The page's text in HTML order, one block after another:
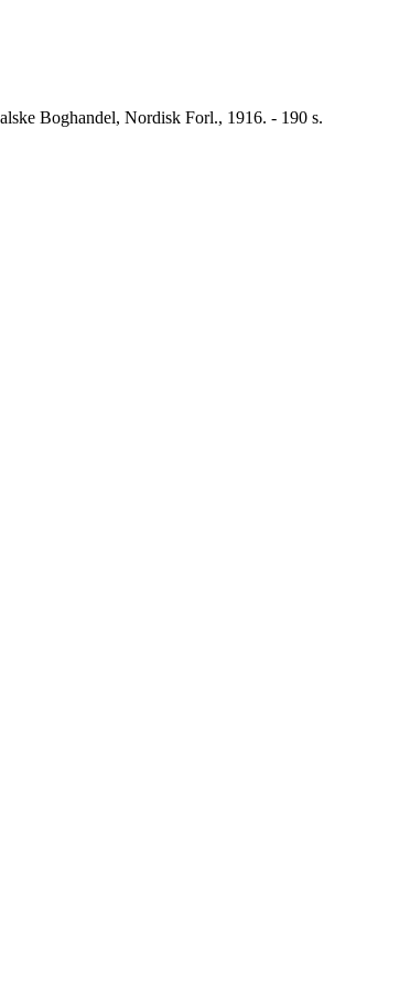
Boghandel, Nordisk Forl., 1916. - 190 s.